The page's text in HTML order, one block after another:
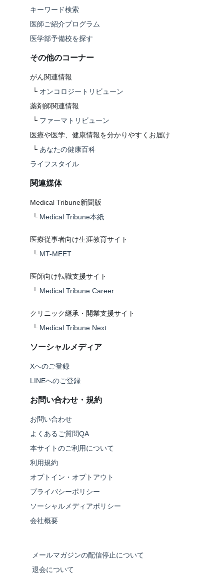
キーワード検索
医師ご紹介プログラム
医学部予備校を探す
その他のコーナー
がん関連情報
└ オンコロジートリビューン
薬剤師関連情報
└ ファーマトリビューン
医療や医学、健康情報を分かりやすくお届け
└ あなたの健康百科
ライフスタイル
関連媒体
Medical Tribune新聞版
└ Medical Tribune本紙
医療従事者向け生涯教育サイト
└ MT-MEET
医師向け転職支援サイト
└ Medical Tribune Career
クリニック継承・開業支援サイト
└ Medical Tribune Next
ソーシャルメディア
Xへのご登録
LINEへのご登録
お問い合わせ・規約
お問い合わせ
よくあるご質問QA
本サイトのご利用について
利用規約
オプトイン・オプトアウト
プライバシーポリシー
ソーシャルメディアポリシー
会社概要
メールマガジンの配信停止について
退会について